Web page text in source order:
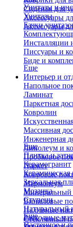
Сиденья для
Аксессуары
Аксессуары
Унитазы и
Унитазы
Бачки
Инсталляции
Писсуары и
Биде и
Еще
Интерьер и
Напольное
Ламинат
Паркетная
Ковролин
Массивная
Инженерная
Линолеум и
Пробковое
Паркет
Ковровые
Мармолеум
Минеральный
Виниловые
Наливные
Стеклянный
Еще
Плитка и
Керамогранит
Керамическая
Зеркальная
Мозаика
Ступени
Натуральный
Расходные
Еще
Настенное и